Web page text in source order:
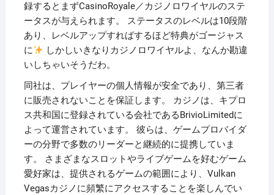
録するとまずCasinoRoyale／カジノロワイヤルのステ
ータスが与えられます。 ステータスのレベルは10段階
あり、レベルアップすればするほど特典がゴージャス
に
しかしいきなりカジノロワイヤルよ、なんか勘違
いしちゃいそうだわ。
同社は、プレイヤーの個人情報が安全であり、第三者
に販売されないことを保証します。 カジノは、キプロ
ス共和国に登録されている会社であるBrivioLimitedに
よって運営されています。 彼らは、ゲームプロバイダ
ーの分野で多数のリーダーと継続的に提携していま
す。 さまざまなスロットやライブゲームを好むゲーム
愛好家は、提供されるゲームの範囲により、Vulkan
Vegasカジノに頻繁にアクセスすることを楽しんでい